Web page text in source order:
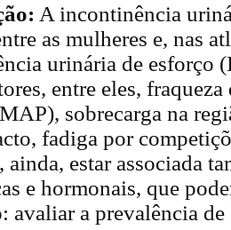
A incontinência
as mulheres e, nas
urinária de esforço
entre eles,
sobrecarga na
fadiga por
ainda, estar associada
e hormonais, que
: avaliar a prevalência